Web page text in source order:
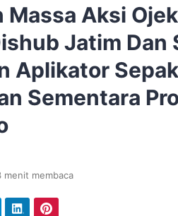
Massa Aksi
Jatim Dan
Aplikator
Sementara
menit membaca